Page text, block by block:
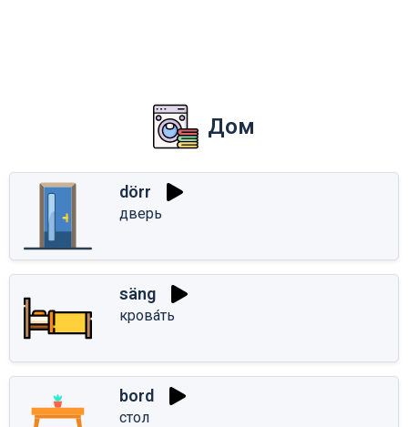
Дом
dörr
дверь
säng
крова́ть
bord
стол